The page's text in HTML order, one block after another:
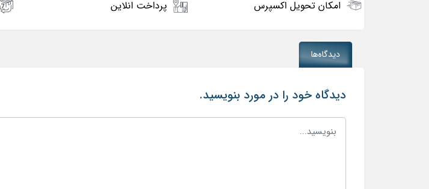
امکان تحویل اکسپرس پرداخت انلاین
دیدگاه‌ها
دیدگاه خود را در مورد بنویسید.